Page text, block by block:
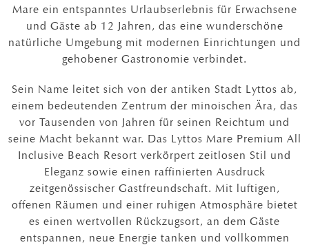
Mare ein entspanntes Urlaubserlebnis für Erwachsene
und Gäste ab 12 Jahren, das eine wunderschöne
natürliche Umgebung mit modernen Einrichtungen und
gehobener Gastronomie verbindet.
Sein Name leitet sich von der antiken Stadt Lyttos ab,
einem bedeutenden Zentrum der minoischen Ära, das
vor Tausenden von Jahren für seinen Reichtum und
seine Macht bekannt war. Das Lyttos Mare Premium All
Inclusive Beach Resort verkörpert zeitlosen Stil und
Eleganz sowie einen raffinierten Ausdruck
zeitgenössischer Gastfreundschaft. Mit luftigen,
offenen Räumen und einer ruhigen Atmosphäre bietet
es einen wertvollen Rückzugsort, an dem Gäste
entspannen, neue Energie tanken und vollkommen